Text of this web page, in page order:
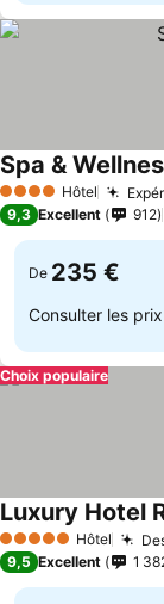
4 Étoiles Hôtel
Spa &
9,3 Excellent 912
De 235 €
Consulter les
Choix populaire
5 Étoiles Hôtel
Luxury Hotel
9,5 Excellent 1